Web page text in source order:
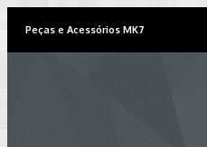
Peças e Acessórios MK7